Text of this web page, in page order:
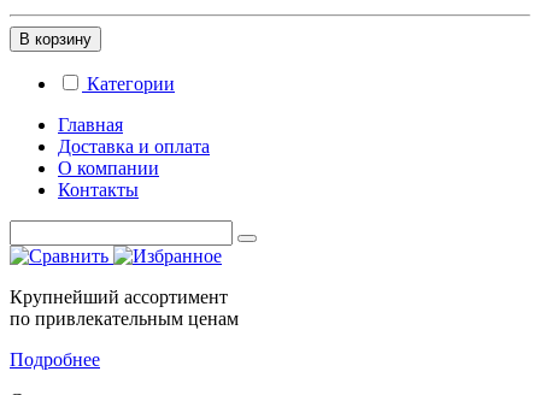
В корзину
Категории
Главная
Доставка и оплата
О компании
Контакты
Крупнейший ассортимент
по привлекательным ценам
Подробнее